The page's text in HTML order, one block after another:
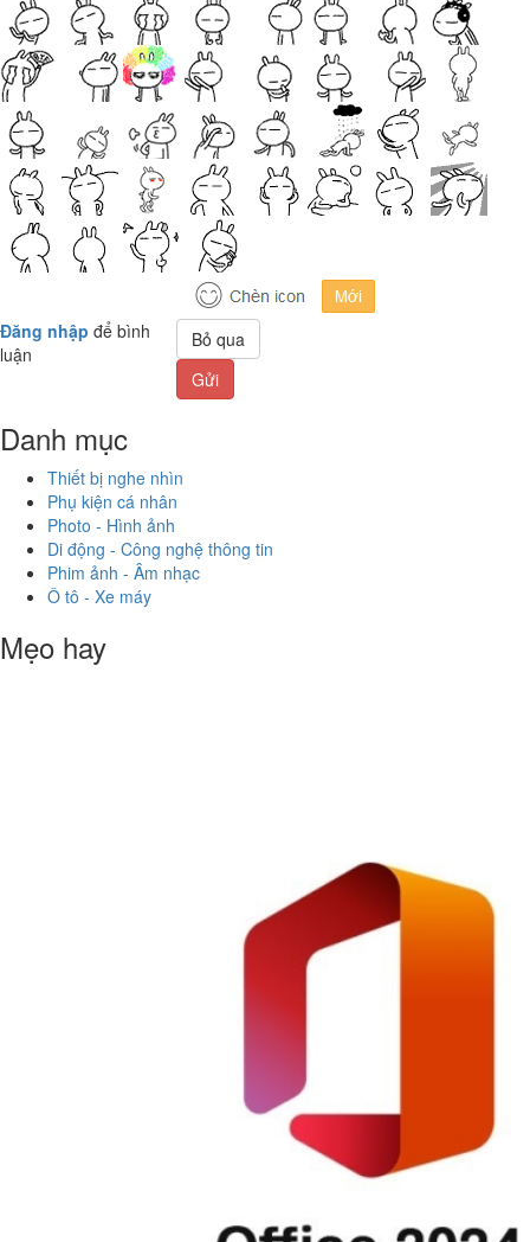
Đăng nhập để bình
luận
Bỏ qua
Gửi
Danh mục
Thiết bị nghe nhìn
Phụ kiện cá nhân
Photo - Hình ảnh
Di động - Công nghệ thông tin
Phim ảnh - Âm nhạc
Ô tô - Xe máy
Mẹo hay